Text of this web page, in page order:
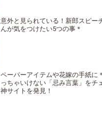
意外と見られている！新郎スピー
んが気をつけたい5つの事＊
ペーパーアイテムや花嫁の手紙に
っちゃいけない「忌み言葉」をチ
神サイトを発見！